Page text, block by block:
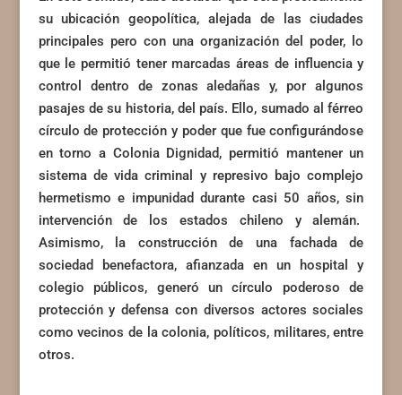
su ubicación geopolítica, alejada de las ciudades
principales pero con una organización del poder, lo
que le permitió tener marcadas áreas de influencia y
control dentro de zonas aledañas y, por algunos
pasajes de su historia, del país. Ello, sumado al férreo
círculo de protección y poder que fue configurándose
en torno a Colonia Dignidad, permitió mantener un
sistema de vida criminal y represivo bajo complejo
hermetismo e impunidad durante casi 50 años, sin
intervención de los estados chileno y alemán.
Asimismo, la construcción de una fachada de
sociedad benefactora, afianzada en un hospital y
colegio públicos, generó un círculo poderoso de
protección y defensa con diversos actores sociales
como vecinos de la colonia, políticos, militares, entre
otros.